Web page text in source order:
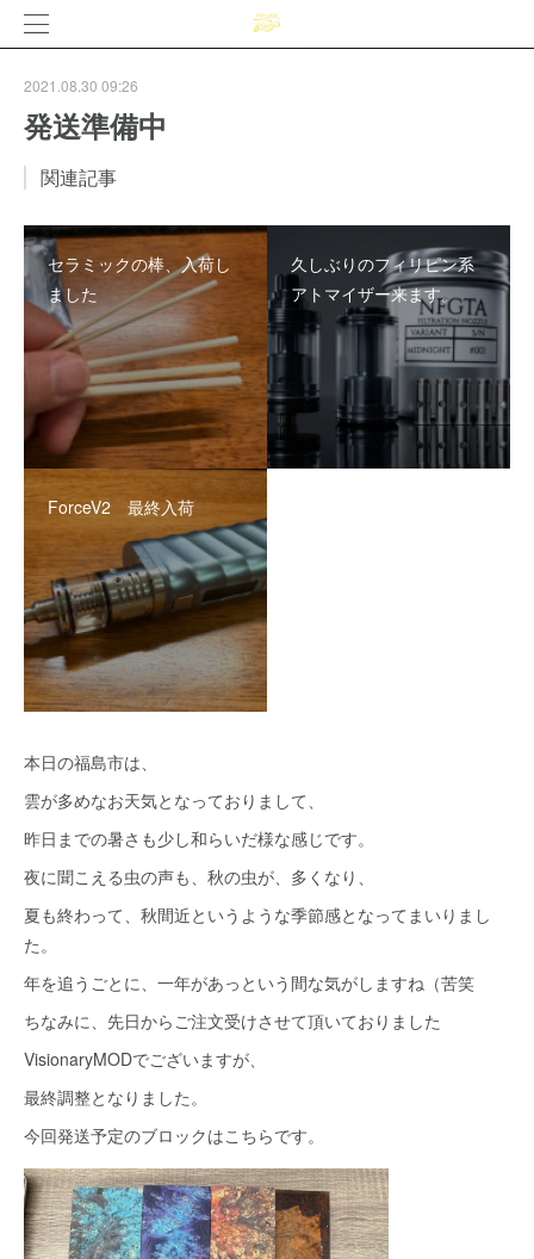
2021.08.30 09:26
発送準備中
関連記事
セラミックの棒、入荷し
ました
久しぶりのフィリピン系
アトマイザー来ます。
ForceV2 最終入荷
本日の福島市は、
雲が多めなお天気となっておりまして、
昨日までの暑さも少し和らいだ様な感じです。
夜に聞こえる虫の声も、秋の虫が、多くなり、
夏も終わって、秋間近というような季節感となってまいりまし
た。
年を追うごとに、一年があっという間な気がしますね（苦笑
ちなみに、先日からご注文受けさせて頂いておりました
VisionaryMODでございますが、
最終調整となりました。
今回発送予定のブロックはこちらです。